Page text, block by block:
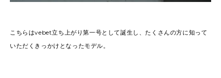
こちらはvebet立ち上がり第一号として誕生し、たくさんの方に知って
いただくきっかけとなったモデル。